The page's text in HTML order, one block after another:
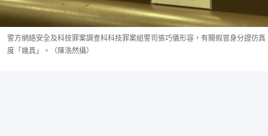
警方網絡安全及科技罪案調查科科技罪案組警司張巧儀形容，有關假冒身分證彷真
度「幾真」。（陳浩然攝）